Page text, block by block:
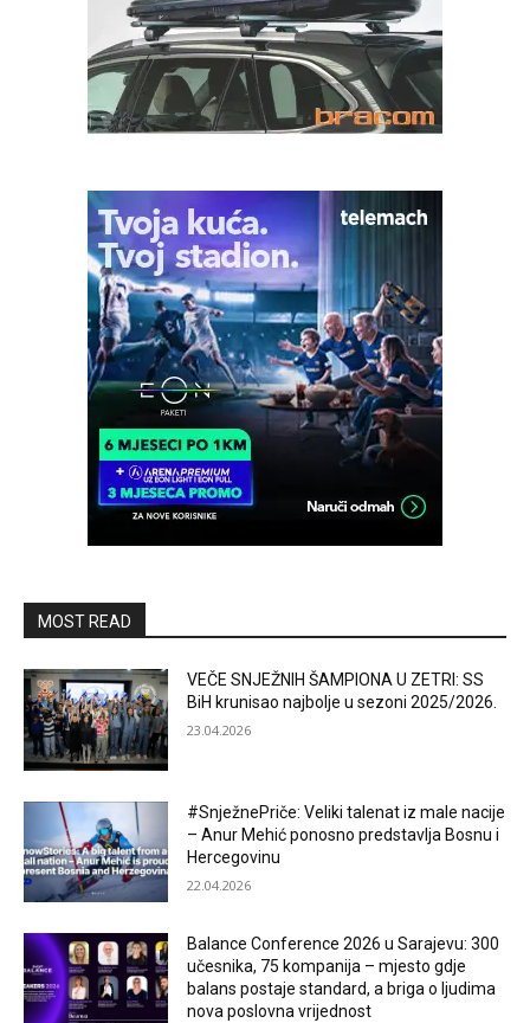
MOST READ
VEČE SNJEŽNIH ŠAMPIONA U ZETRI: SS
BiH krunisao najbolje u sezoni 2025/2026.
23.04.2026
#SnježnePriče: Veliki talenat iz male nacije
– Anur Mehić ponosno predstavlja Bosnu i
Hercegovinu
22.04.2026
Balance Conference 2026 u Sarajevu: 300
učesnika, 75 kompanija – mjesto gdje
balans postaje standard, a briga o ljudima
nova poslovna vrijednost